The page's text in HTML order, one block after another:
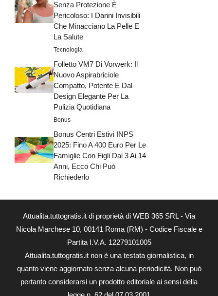
Senza Protezione È
Pericoloso: I Danni Invisibili
Che Minacciano La Pelle E
La Salute
Tecnologia
Folletto VM7 Di Vorwerk: Il
Nuovo Aspirabriciole
Compatto, Potente E Dal
Design Elegante Per La
Pulizia Quotidiana
Bonus
Bonus Centri Estivi INPS
2025: Fino A 400 Euro Per Le
Famiglie Con Figli Dai 3 Ai 14
Anni, Ecco Chi Può
Richiederlo
Attualita.tuttogratis.it di proprietà di WEB 365 SRL - Via
Nicola Marchese 10, 00141 Roma (RM) - Codice Fiscale e
Partita I.V.A. 12279101005
Attualita.tuttogratis.it non è una testata giornalistica, in
quanto viene aggiornato senza alcuna periodicità. Non può
pertanto considerarsi un prodotto editoriale ai sensi della